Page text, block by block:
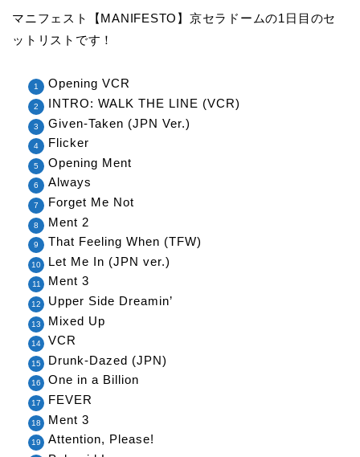
マニフェスト【MANIFESTO】京セラドームの1日目のセ
ットリストです！
Opening VCR
INTRO: WALK THE LINE (VCR)
Given-Taken (JPN Ver.)
Flicker
Opening Ment
Always
Forget Me Not
Ment 2
That Feeling When (TFW)
Let Me In (JPN ver.)
Ment 3
Upper Side Dreamin’
Mixed Up
VCR
Drunk-Dazed (JPN)
One in a Billion
FEVER
Ment 3
Attention, Please!